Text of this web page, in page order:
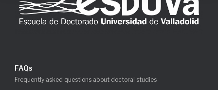
FAQs
Frequently asked questions about doctoral studies